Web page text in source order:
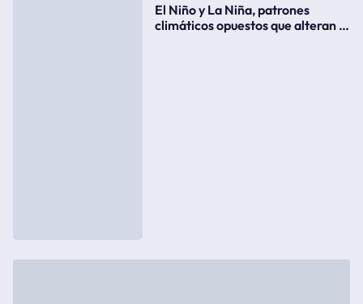
El Niño y La Niña, patrones
climáticos opuestos que alteran la